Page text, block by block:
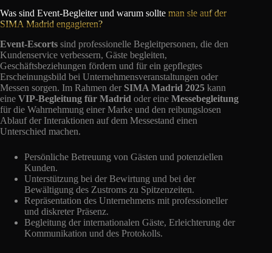
Was sind Event-Begleiter und warum sollte man sie auf der
SIMA Madrid engagieren?
Event-Escorts sind professionelle Begleitpersonen, die den
Kundenservice verbessern, Gäste begleiten,
Geschäftsbeziehungen fördern und für ein gepflegtes
Erscheinungsbild bei Unternehmensveranstaltungen oder
Messen sorgen. Im Rahmen der SIMA Madrid 2025 kann
eine VIP-Begleitung für Madrid oder eine Messebegleitung
für die Wahrnehmung einer Marke und den reibungslosen
Ablauf der Interaktionen auf dem Messestand einen
Unterschied machen.
Persönliche Betreuung von Gästen und potenziellen
Kunden.
Unterstützung bei der Bewirtung und bei der
Bewältigung des Zustroms zu Spitzenzeiten.
Repräsentation des Unternehmens mit professioneller
und diskreter Präsenz.
Begleitung der internationalen Gäste, Erleichterung der
Kommunikation und des Protokolls.